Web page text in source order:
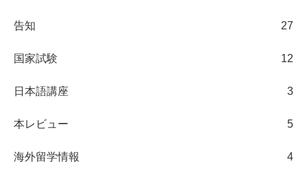
告知 27
国家試験 12
日本語講座 3
本レビュー 5
海外留学情報 4